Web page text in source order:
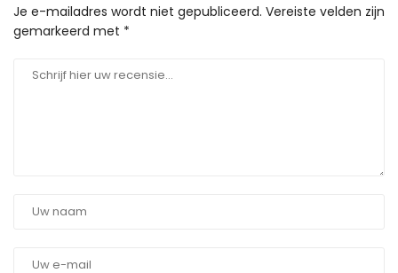
Je e-mailadres wordt niet gepubliceerd. Vereiste velden zijn
gemarkeerd met *